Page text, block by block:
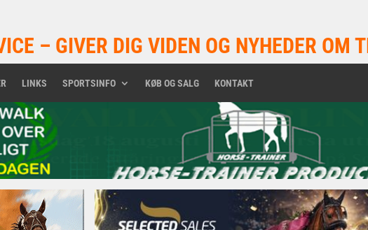
– GIVER DIG VIDEN OG NYHEDER OM
LINKS SPORTSINFO KØB OG SALG KONTAKT